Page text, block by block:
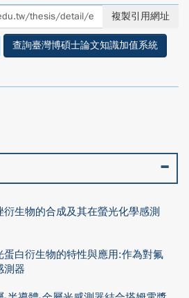
至
twitter
複製引用網址
查詢臺灣博碩士論文知識加值系統
生物的合成及其在螢光化學感測
蛋白衍生物的特性與應用:作為對氟
測器